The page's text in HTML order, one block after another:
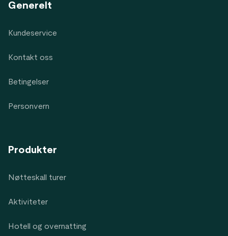
Generelt
Kundeservice
Kontakt oss
Betingelser
Personvern
Produkter
Nøtteskall turer
Aktiviteter
Hotell og overnatting